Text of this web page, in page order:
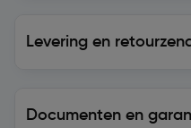
Levering en
Documenten en